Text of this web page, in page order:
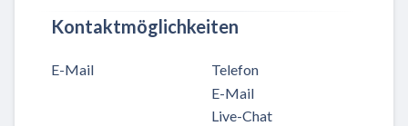
Kontaktmöglichkeiten
E-Mail
Telefon
E-Mail
Live-Chat